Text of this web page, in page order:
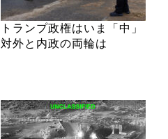
トランプ政権はいま「中」
対外と内政の両輪は